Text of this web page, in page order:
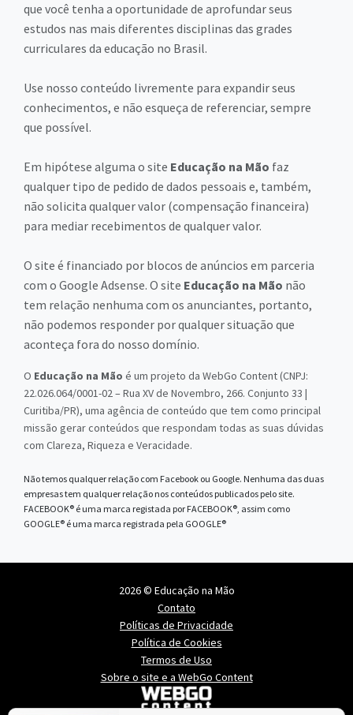
que você tenha a oportunidade de aprofundar seus
estudos nas mais diferentes disciplinas das grades
curriculares da educação no Brasil.
Use nosso conteúdo livremente para expandir seus
conhecimentos, e não esqueça de referenciar, sempre
que possível.
Em hipótese alguma o site Educação na Mão faz
qualquer tipo de pedido de dados pessoais e, também,
não solicita qualquer valor (compensação financeira)
para mediar recebimentos de qualquer valor.
O site é financiado por blocos de anúncios em parceria
com o Google Adsense. O site Educação na Mão não
tem relação nenhuma com os anunciantes, portanto,
não podemos responder por qualquer situação que
aconteça fora do nosso domínio.
O Educação na Mão é um projeto da WebGo Content (CNPJ:
22.026.064/0001-02 – Rua XV de Novembro, 266. Conjunto 33 |
Curitiba/PR), uma agência de conteúdo que tem como principal
missão gerar conteúdos que respondam todas as suas dúvidas
com Clareza, Riqueza e Veracidade.
Não temos qualquer relação com Facebook ou Google. Nenhuma das duas
empresas tem qualquer relação nos conteúdos publicados pelo site.
FACEBOOK® é uma marca registada por FACEBOOK®, assim como
GOOGLE® é uma marca registrada pela GOOGLE®
2026 © Educação na Mão
Contato
Políticas de Privacidade
Política de Cookies
Termos de Uso
Sobre o site e a WebGo Content